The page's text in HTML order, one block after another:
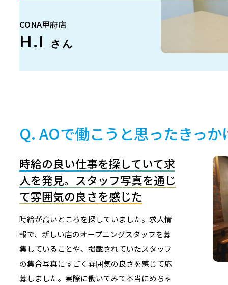
CONA甲府店
H.I
AOで働こうと思ったきっ
時給の良い仕事を探していて求
人を発見。スタッフ写真を通じ
て雰囲気の良さを感じた
時給が高いところを探していました。求人情
報で、新しい店のオープニングスタッフを募
集していることや、掲載されていたスタッフ
の集合写真にすごく雰囲気の良さを感じて応
募しました。実際に働いてみて本当にめちゃ